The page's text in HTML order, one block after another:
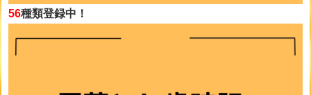
56種類登録中！